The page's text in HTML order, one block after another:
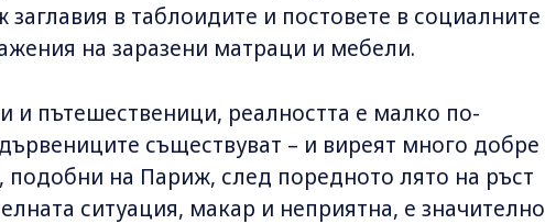
в таблоидите и постовете в социалните
на заразени матраци и мебели.
и пътешественици, реалността е малко по-
съществуват – и виреят много добре
подобни на Париж, след поредното лято на ръст
ситуация, макар и неприятна, е значително